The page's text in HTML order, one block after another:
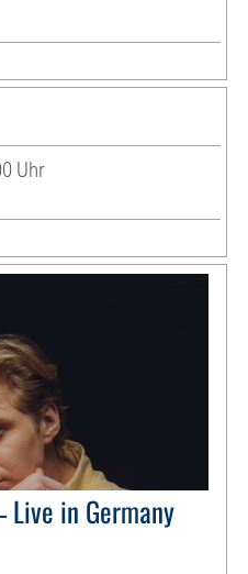
Uhr
Live in Germany